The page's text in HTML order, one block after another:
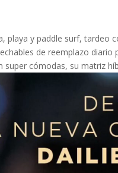
playa y paddle surf, tardeo
de reemplazo
super cómodas, su matriz